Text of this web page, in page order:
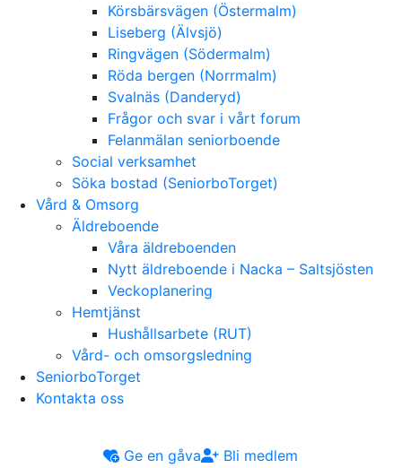
Körsbärsvägen (Östermalm)
Liseberg (Älvsjö)
Ringvägen (Södermalm)
Röda bergen (Norrmalm)
Svalnäs (Danderyd)
Frågor och svar i vårt forum
Felanmälan seniorboende
Social verksamhet
Söka bostad (SeniorboTorget)
Vård & Omsorg
Äldreboende
Våra äldreboenden
Nytt äldreboende i Nacka – Saltsjösten
Veckoplanering
Hemtjänst
Hushållsarbete (RUT)
Vård- och omsorgsledning
SeniorboTorget
Kontakta oss
Ge en gåva
Bli medlem